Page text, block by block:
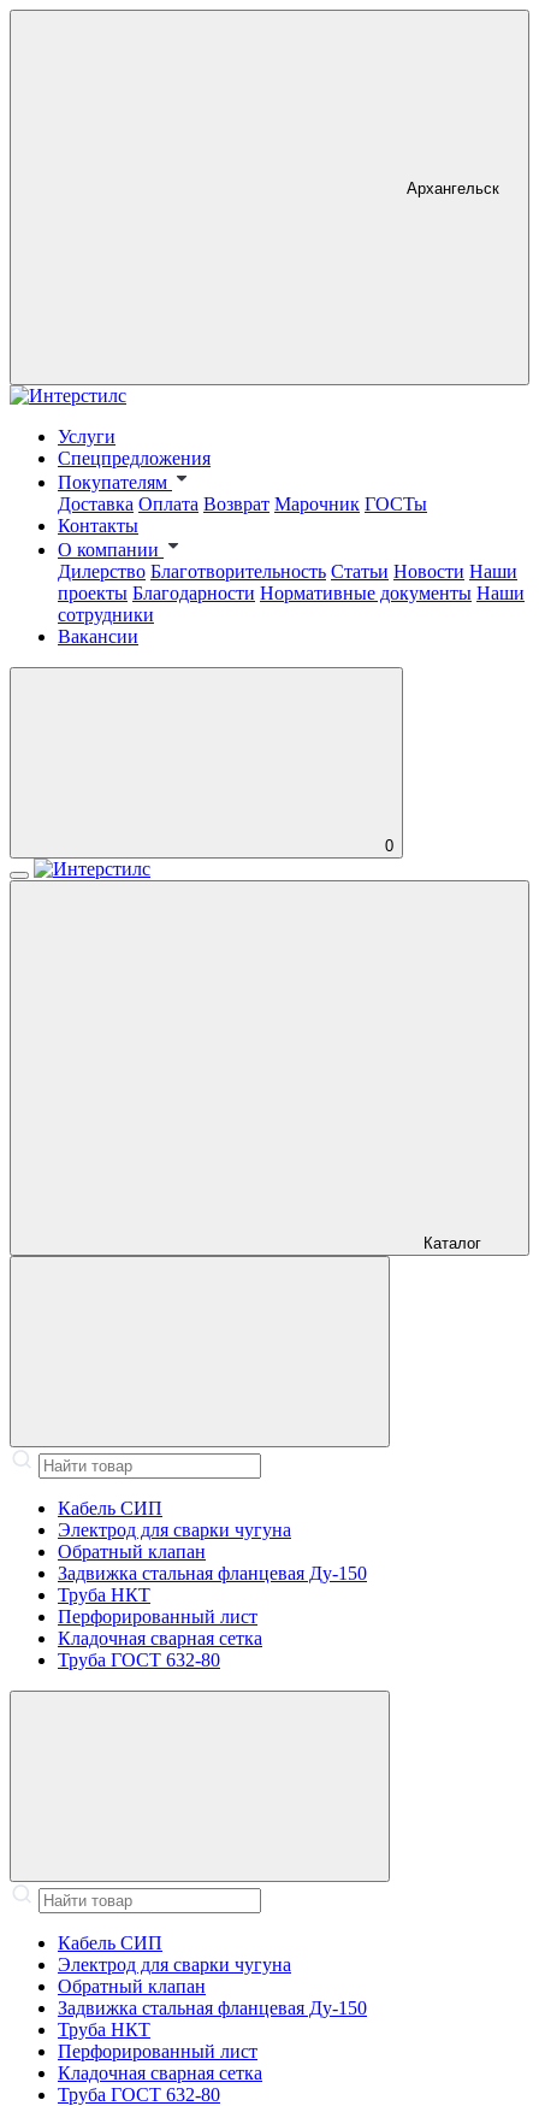
Архангельск
Услуги
Спецпредложения
Покупателям
Доставка Оплата Возврат Марочник ГОСТы
Контакты
О компании
Дилерство Благотворительность Статьи Новости Наши
проекты Благодарности Нормативные документы Наши
сотрудники
Вакансии
0
Каталог
Кабель СИП
Электрод для сварки чугуна
Обратный клапан
Задвижка стальная фланцевая Ду-150
Труба НКТ
Перфорированный лист
Кладочная сварная сетка
Труба ГОСТ 632-80
Кабель СИП
Электрод для сварки чугуна
Обратный клапан
Задвижка стальная фланцевая Ду-150
Труба НКТ
Перфорированный лист
Кладочная сварная сетка
Труба ГОСТ 632-80